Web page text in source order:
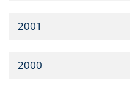
2001
2000